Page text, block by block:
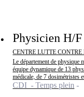
Physicien H/
CENTRE LUTTE
Le département de physique
équipe dynamique de 13
médicale, de 7 dosimétristes
CDI - Temps plein